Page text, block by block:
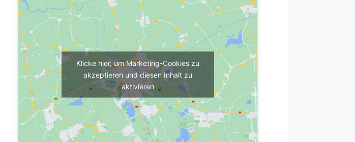
Klicke hier, um Marketing-Cookies zu
akzeptieren und diesen Inhalt zu
aktivieren